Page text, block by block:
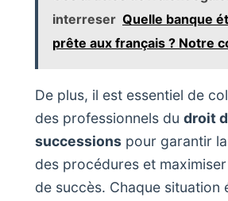
interreser Quelle banque
prête aux français ? Notre
De plus, il est essentiel de
des professionnels du droit
successions pour garantir
des procédures et
de succès. Chaque situation